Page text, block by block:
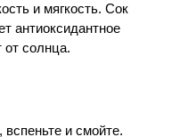
и мягкость. Сок
антиоксидантное
солнца.
и смойте.